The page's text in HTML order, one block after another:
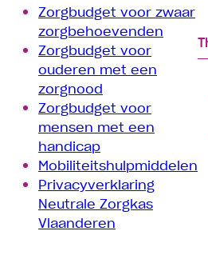
Zorgbudget voor zwaar
zorgbehoevenden
Zorgbudget voor
ouderen met een
zorgnood
Zorgbudget voor
mensen met een
handicap
Mobiliteitshulpmiddelen
Privacyverklaring
Neutrale Zorgkas
Vlaanderen